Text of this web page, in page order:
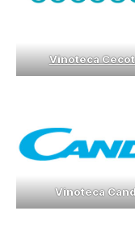
Vinoteca
Vinoteca